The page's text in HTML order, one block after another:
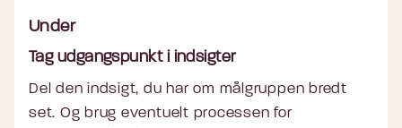
Under
Tag udgangspunkt i indsigter
Del den indsigt, du har om målgruppen bredt
set. Og brug eventuelt processen for